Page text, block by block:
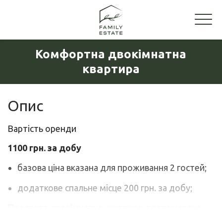
Комфортна двокімнатна
квартира
Опис
Вартість оренди
1100 грн. за добу
базова ціна вказана для проживання 2 гостей;
додаткове спальне місце 200 грн. за добу;